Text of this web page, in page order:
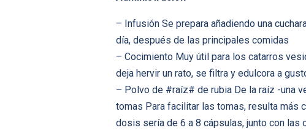
– Infusión Se prepara añadiendo una
día, después de las principales comidas
– Cocimiento Muy útil para los catarros
deja hervir un rato, se filtra y edulcora a
– Polvo de #raíz# de rubia De la raíz -una
tomas Para facilitar las tomas, resulta más
dosis sería de 6 a 8 cápsulas, junto con las